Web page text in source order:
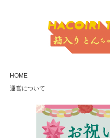
HOME
運営について